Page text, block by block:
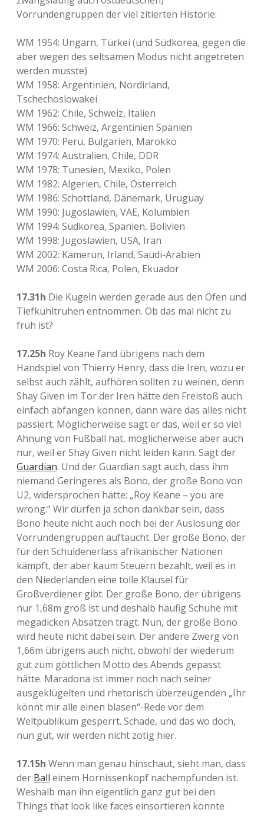
Vorrundengruppen der viel zitierten Historie:
WM 1954: Ungarn, Türkei (und Südkorea, gegen die
aber wegen des seltsamen Modus nicht angetreten
werden musste)
WM 1958: Argentinien, Nordirland,
Tschechoslowakei
WM 1962: Chile, Schweiz, Italien
WM 1966: Schweiz, Argentinien Spanien
WM 1970: Peru, Bulgarien, Marokko
WM 1974: Australien, Chile, DDR
WM 1978: Tunesien, Mexiko, Polen
WM 1982: Algerien, Chile, Österreich
WM 1986: Schottland, Dänemark, Uruguay
WM 1990: Jugoslawien, VAE, Kolumbien
WM 1994: Südkorea, Spanien, Bolivien
WM 1998: Jugoslawien, USA, Iran
WM 2002: Kamerun, Irland, Saudi-Arabien
WM 2006: Costa Rica, Polen, Ekuador
17.31h Die Kugeln werden gerade aus den Öfen und
Tiefkühltruhen entnommen. Ob das mal nicht zu
früh ist?
17.25h Roy Keane fand übrigens nach dem
Handspiel von Thierry Henry, dass die Iren, wozu er
selbst auch zählt, aufhören sollten zu weinen, denn
Shay Given im Tor der Iren hätte den Freistoß auch
einfach abfangen können, dann wäre das alles nicht
passiert. Möglicherweise sagt er das, weil er so viel
Ahnung von Fußball hat, möglicherweise aber auch
nur, weil er Shay Given nicht leiden kann. Sagt der
Guardian. Und der Guardian sagt auch, dass ihm
niemand Geringeres als Bono, der große Bono von
U2, widersprochen hätte: „Roy Keane – you are
wrong.“ Wir dürfen ja schon dankbar sein, dass
Bono heute nicht auch noch bei der Auslosung der
Vorrundengruppen auftaucht. Der große Bono, der
für den Schuldenerlass afrikanischer Nationen
kämpft, der aber kaum Steuern bezahlt, weil es in
den Niederlanden eine tolle Klausel für
Großverdiener gibt. Der große Bono, der übrigens
nur 1,68m groß ist und deshalb häufig Schuhe mit
megadicken Absätzen trägt. Nun, der große Bono
wird heute nicht dabei sein. Der andere Zwerg von
1,66m übrigens auch nicht, obwohl der wiederum
gut zum göttlichen Motto des Abends gepasst
hätte. Maradona ist immer noch nach seiner
ausgeklügelten und rhetorisch überzeugenden „Ihr
könnt mir alle einen blasen“-Rede vor dem
Weltpublikum gesperrt. Schade, und das wo doch,
nun gut, wir werden nicht zotig hier.
17.15h Wenn man genau hinschaut, sieht man, dass
der Ball einem Hornissenkopf nachempfunden ist.
Weshalb man ihn eigentlich ganz gut bei den
Things that look like faces einsortieren könnte